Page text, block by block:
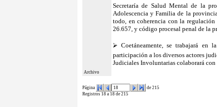
Secretaría de Salud Mental de la
Adolescencia y Familia de la
todo, en coherencia con la
26.657, y código procesal penal de la
⮚ Coetáneamente, se trabajará en
participación a los diversos actores
Judiciales Involuntarias colaborará con
Archivo
Página
de 215
Registros 18 a 18 de 215